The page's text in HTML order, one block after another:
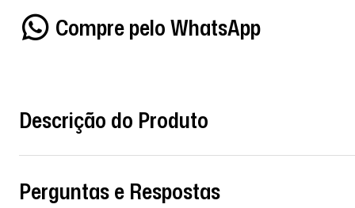
Compre pelo WhatsApp
Descrição do Produto
Perguntas e Respostas